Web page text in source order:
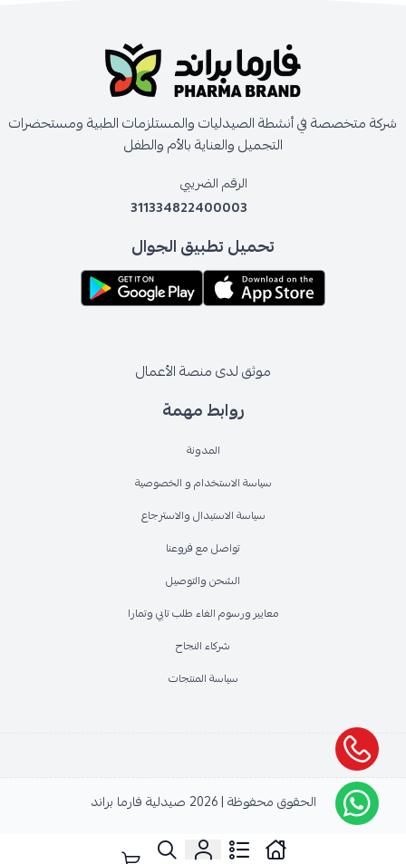
روابط مهمة
المدونة
سياسة الاستخدام و الخصوصية
سياسة الاستبدال والاسترجاع
تواصل مع فروعنا
الشحن والتوصيل
معايير ورسوم الغاء طلب تابي وتمارا
شركاء النجاح
سياسة المنتجات
شركة متخصصة في أنشطة الصيدليات والمستلزمات الطبية ومستحضرات
التجميل والعناية بالأم والطفل
الرقم الضريبي
311334822400003
تحميل تطبيق الجوال
موثق لدى منصة الأعمال
الحقوق محفوظة | 2026 صيدلية فارما براند